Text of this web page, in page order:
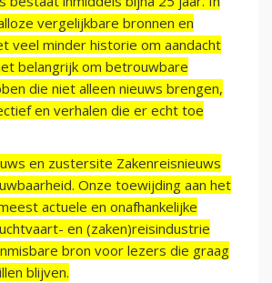
vergelijkbare bronnen en
veel minder historie om aandacht
belangrijk om betrouwbare
die niet alleen nieuws brengen,
en verhalen die er echt toe
en zustersite Zakenreisnieuws
Onze toewijding aan het
actuele en onafhankelijke
en (zaken)reisindustrie
bron voor lezers die graag
blijven.